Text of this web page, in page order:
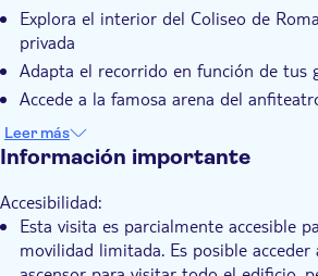
Explora el interior del Coliseo de
privada
Adapta el recorrido en función de tus
Accede a la famosa arena del
especiales
Aprende más sobre las peleas de
emperadores y los mitos de forma
Disfruta de la compañía de un guía
conocimiento inigualable sobre el
Leer más
Información importante
Accesibilidad:
Esta visita es parcialmente accesible
movilidad limitada. Es posible